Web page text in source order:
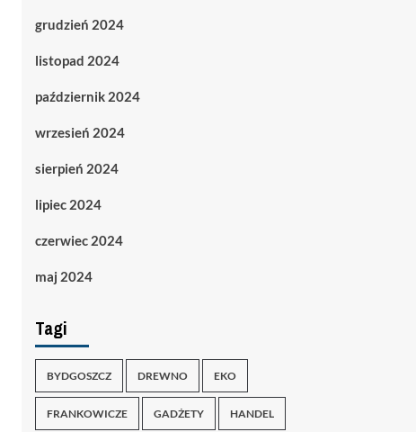
grudzień 2024
listopad 2024
październik 2024
wrzesień 2024
sierpień 2024
lipiec 2024
czerwiec 2024
maj 2024
Tagi
BYDGOSZCZ DREWNO EKO
FRANKOWICZE GADŻETY HANDEL